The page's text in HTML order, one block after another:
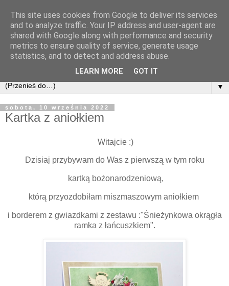
▼
sobota, 10 września 2022
Kartka z aniołkiem
Witajcie :)
Dzisiaj przybywam do Was z pierwszą w tym roku
kartką bożonarodzeniową,
którą przyozdobiłam miszmaszowym aniołkiem
i borderem z gwiazdkami z zestawu :"Śnieżynkowa okrągła
ramka z łańcuszkiem".
This site uses cookies from Google to deliver its services
and to analyze traffic. Your IP address and user-agent are
shared with Google along with performance and security
metrics to ensure quality of service, generate usage
statistics, and to detect and address abuse.
LEARN MORE GOT IT